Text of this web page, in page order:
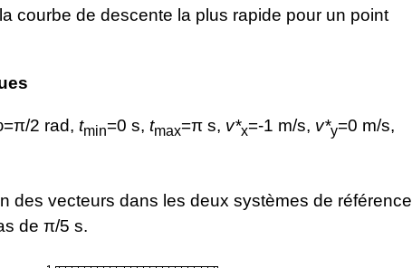
courbe de descente la plus rapide pour un point
2 rad, tmin=0 s, tmax=π s, v*x=-1 m/s, v*y=0 m/s,
des vecteurs dans les deux systèmes de référence
de π/5 s.